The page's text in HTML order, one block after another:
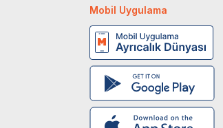
Mobil Uygulama